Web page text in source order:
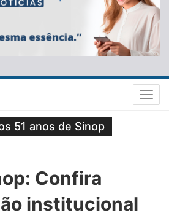
51 anos de Sinop
Confira
institucional